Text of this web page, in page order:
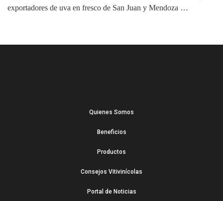
exportadores de uva en fresco de San Juan y Mendoza …
Quienes Somos
Beneficios
Productos
Consejos Vitivinícolas
Portal de Noticias